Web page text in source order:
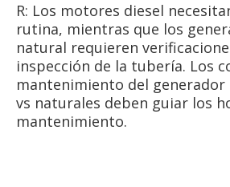
R: Los motores diesel
rutina, mientras que los
natural requieren
inspección de la tubería. Los
mantenimiento del generador
vs naturales deben guiar los
mantenimiento.